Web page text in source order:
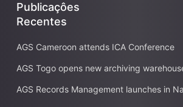
Publicaçôes
Recentes
AGS Cameroon attends ICA Conference
AGS Togo opens new archiving
AGS Records Management launches in